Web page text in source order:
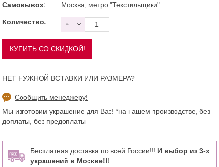
Самовывоз: Москва, метро "Текстильщики"
Количество:
НЕТ НУЖНОЙ ВСТАВКИ ИЛИ РАЗМЕРА?
Сообщить менеджеру!
Мы изготовим украшение для Вас! *на нашем производстве, без
доплаты, без предоплаты
Бесплатная доставка по всей России!!! И выбор из 3-х
украшений в Москве!!!